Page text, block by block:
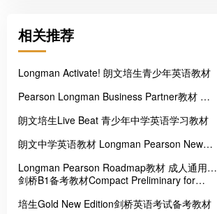
相关推荐
Longman Activate! 朗文培生青少年英语教材
Pearson Longman Business Partner教材 成
朗文培生Live Beat 青少年中学英语学习教材
朗文中学英语教材 Longman Pearson New
Longman Pearson Roadmap教材 成人通用英
语课程
剑桥B1备考教材Compact Preliminary for
培生Gold New Edition剑桥英语考试备考教材